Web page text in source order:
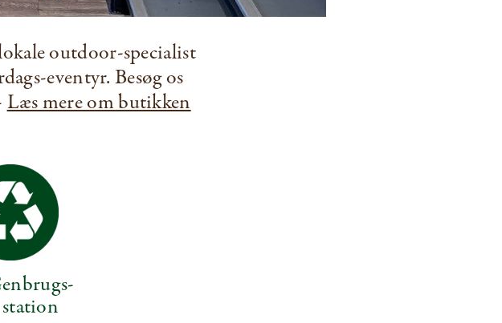
outdoor-specialist
eventyr. Besøg os
Læs mere om butikken
station